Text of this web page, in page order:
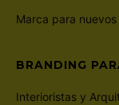
Marca para
BRANDING
Interioristas y